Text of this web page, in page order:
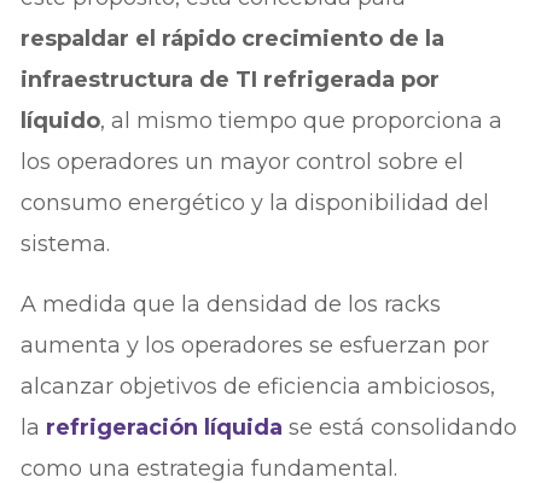
respaldar el rápido crecimiento de la
infraestructura de TI refrigerada por
líquido, al mismo tiempo que proporciona a
los operadores un mayor control sobre el
consumo energético y la disponibilidad del
sistema.
A medida que la densidad de los racks
aumenta y los operadores se esfuerzan por
alcanzar objetivos de eficiencia ambiciosos,
la refrigeración líquidase está consolidando
como una estrategia fundamental.